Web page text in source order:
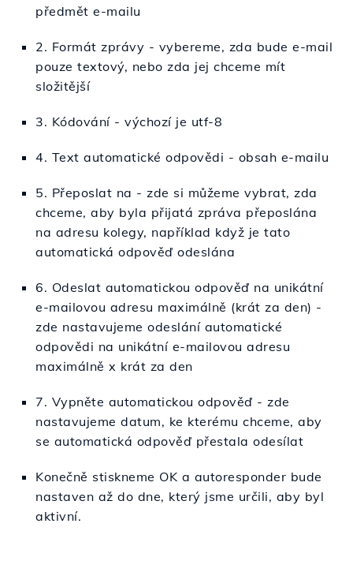
předmět e-mailu
2. Formát zprávy - vybereme, zda bude e-mail
pouze textový, nebo zda jej chceme mít
složitější
3. Kódování - výchozí je utf-8
4. Text automatické odpovědi - obsah e-mailu
5. Přeposlat na - zde si můžeme vybrat, zda
chceme, aby byla přijatá zpráva přeposlána
na adresu kolegy, například když je tato
automatická odpověď odeslána
6. Odeslat automatickou odpověď na unikátní
e-mailovou adresu maximálně (krát za den) -
zde nastavujeme odeslání automatické
odpovědi na unikátní e-mailovou adresu
maximálně x krát za den
7. Vypněte automatickou odpověď - zde
nastavujeme datum, ke kterému chceme, aby
se automatická odpověď přestala odesílat
Konečně stiskneme OK a autoresponder bude
nastaven až do dne, který jsme určili, aby byl
aktivní.